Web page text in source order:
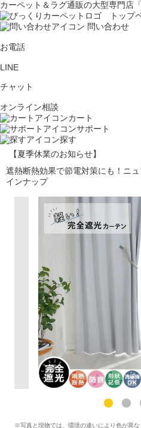
カーペット＆ラグ通販の大型専門店
問い合わせ
お電話
LINE
チャット
オンライン相談
カート
サポート
探す
【夏季休業のお知らせ】
遮熱断熱効果で節電対策にも！ニ
インナップ
※写真と現物では、環境の違いにより色が異